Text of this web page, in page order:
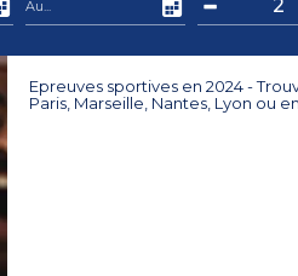
Epreuves sportives en 2024 -
Paris, Marseille, Nantes, Lyon ou